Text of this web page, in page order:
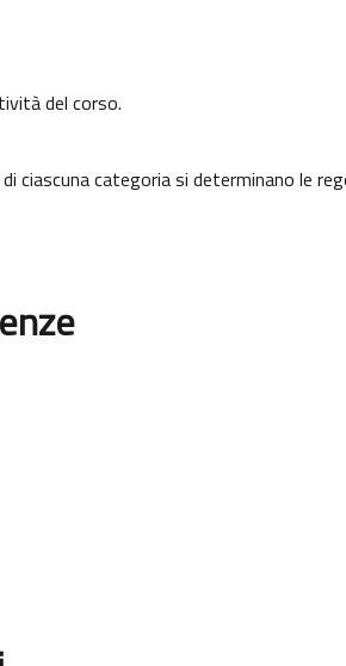
del corso.
ciascuna categoria si determinano le